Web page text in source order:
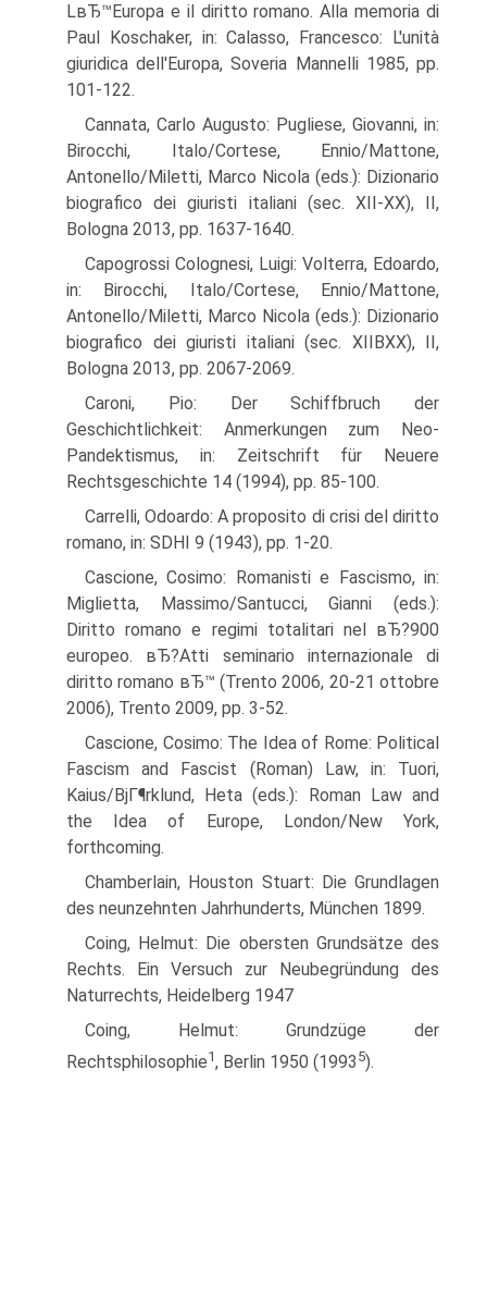
LвЂ™Europa e il diritto romano. Alla memoria di
Paul Koschaker, in: Calasso, Francesco: L'unità
giuridica dell'Europa, Soveria Mannelli 1985, pp.
101-122.
Cannata, Carlo Augusto: Pugliese, Giovanni, in:
Birocchi, Italo/Cortese, Ennio/Mattone,
Antonello/Miletti, Marco Nicola (eds.): Dizionario
biografico dei giuristi italiani (sec. XII-XX), II,
Bologna 2013, pp. 1637-1640.
Capogrossi Colognesi, Luigi: Volterra, Edoardo,
in: Birocchi, Italo/Cortese, Ennio/Mattone,
Antonello/Miletti, Marco Nicola (eds.): Dizionario
biografico dei giuristi italiani (sec. XIIВ­XX), II,
Bologna 2013, pp. 2067-2069.
Caroni, Pio: Der Schiffbruch der
Geschichtlichkeit: Anmerkungen zum Neo-
Pandektismus, in: Zeitschrift für Neuere
Rechtsgeschichte 14 (1994), pp. 85-100.
Carrelli, Odoardo: A proposito di crisi del diritto
romano, in: SDHI 9 (1943), pp. 1-20.
Cascione, Cosimo: Romanisti e Fascismo, in:
Miglietta, Massimo/Santucci, Gianni (eds.):
Diritto romano e regimi totalitari nel вЂ?900
europeo. вЂ?Atti seminario internazionale di
diritto romano вЂ™ (Trento 2006, 20-21 ottobre
2006), Trento 2009, pp. 3-52.
Cascione, Cosimo: The Idea of Rome: Political
Fascism and Fascist (Roman) Law, in: Tuori,
Kaius/BjГ¶rklund, Heta (eds.): Roman Law and
the Idea of Europe, London/New York,
forthcoming.
Chamberlain, Houston Stuart: Die Grundlagen
des neunzehnten Jahrhunderts, München 1899.
Coing, Helmut: Die obersten Grundsätze des
Rechts. Ein Versuch zur Neubegründung des
Naturrechts, Heidelberg 1947
Coing, Helmut: Grundzüge der
Rechtsphilosophie1, Berlin 1950 (1993 5).